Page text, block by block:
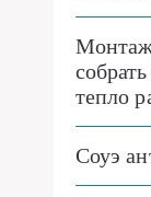
тепло
Соуэ